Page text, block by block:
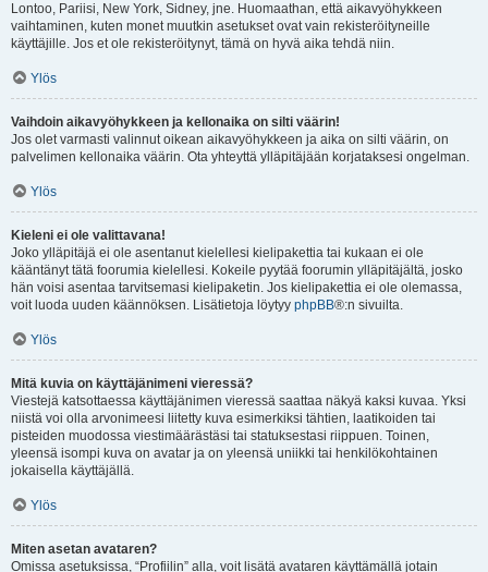
Lontoo, Pariisi, New York, Sidney, jne. Huomaathan, että aikavyöhykkeen
vaihtaminen, kuten monet muutkin asetukset ovat vain rekisteröityneille
käyttäjille. Jos et ole rekisteröitynyt, tämä on hyvä aika tehdä niin.
Ylös
Vaihdoin aikavyöhykkeen ja kellonaika on silti väärin!
Jos olet varmasti valinnut oikean aikavyöhykkeen ja aika on silti väärin, on
palvelimen kellonaika väärin. Ota yhteyttä ylläpitäjään korjataksesi ongelman.
Ylös
Kieleni ei ole valittavana!
Joko ylläpitäjä ei ole asentanut kielellesi kielipakettia tai kukaan ei ole
kääntänyt tätä foorumia kielellesi. Kokeile pyytää foorumin ylläpitäjältä, josko
hän voisi asentaa tarvitsemasi kielipaketin. Jos kielipakettia ei ole olemassa,
voit luoda uuden käännöksen. Lisätietoja löytyy phpBB®:n sivuilta.
Ylös
Mitä kuvia on käyttäjänimeni vieressä?
Viestejä katsottaessa käyttäjänimen vieressä saattaa näkyä kaksi kuvaa. Yksi
niistä voi olla arvonimeesi liitetty kuva esimerkiksi tähtien, laatikoiden tai
pisteiden muodossa viestimäärästäsi tai statuksestasi riippuen. Toinen,
yleensä isompi kuva on avatar ja on yleensä uniikki tai henkilökohtainen
jokaisella käyttäjällä.
Ylös
Miten asetan avataren?
Omissa asetuksissa, “Profiilin” alla, voit lisätä avataren käyttämällä jotain